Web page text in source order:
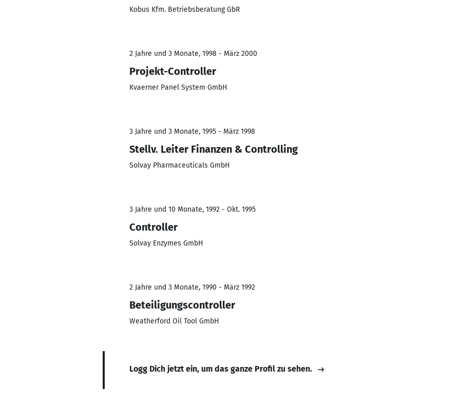
Kobus Kfm. Betriebsberatung GbR
2 Jahre und 3 Monate, 1998 - März 2000
Projekt-Controller
Kvaerner Panel System GmbH
3 Jahre und 3 Monate, 1995 - März 1998
Stellv. Leiter Finanzen & Controlling
Solvay Pharmaceuticals GmbH
3 Jahre und 10 Monate, 1992 - Okt. 1995
Controller
Solvay Enzymes GmbH
2 Jahre und 3 Monate, 1990 - März 1992
Beteiligungscontroller
Weatherford Oil Tool GmbH
Logg Dich jetzt ein, um das ganze Profil zu sehen.